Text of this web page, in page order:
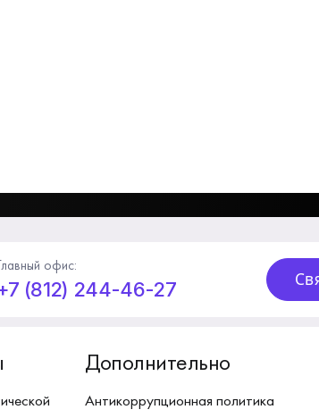
офис:
(812) 244-46-27
Дополнительно
Антикоррупционная политика